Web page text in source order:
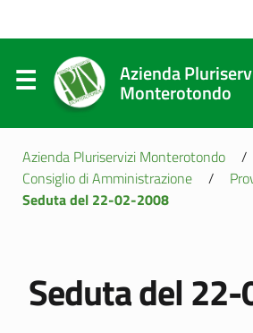
Azienda
Monterotondo
Azienda Pluriservizi Monterotondo /
Consiglio di Amministrazione
/
Seduta del 22-02-2008
Seduta del